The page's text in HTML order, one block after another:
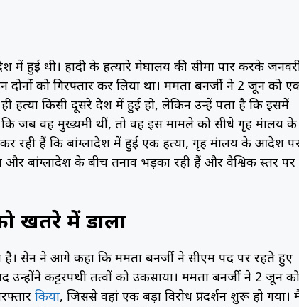
में हुई थी। हादी के हत्यारे मेघालय की सीमा पार करके
को गिरफ्तार कर लिया था। ममता बनर्जी ने 2 जून को
हत्या किसी दूसरे देश में हुई हो, लेकिन उन्हें पता है कि इसमें
जब वह मुख्यमंत्री थीं, तो वह इस मामले को सीधे गृह मंत्रालय के
रही हैं कि बांग्लादेश में हुई एक हत्या, गृह मंत्रालय के आदेश
बांग्लादेश के बीच तनाव भड़का रही हैं और वैश्विक स्तर पर
खतरे में डाला
है। सेन ने आगे कहा कि ममता बनर्जी ने सीएम पद पर रहते हुए
कट्टरपंथी तत्वों को उकसाया। ममता बनर्जी ने 2 जून को
किया, जिससे वहां एक बड़ा विरोध प्रदर्शन शुरू हो गया।